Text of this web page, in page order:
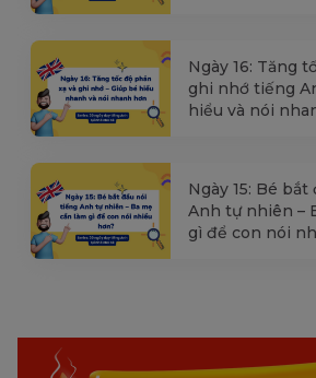
Ngày 16: Tăng
ghi nhớ tiếng
hiểu và nói
Ngày 15: Bé
Anh tự nhiên –
gì để con nói